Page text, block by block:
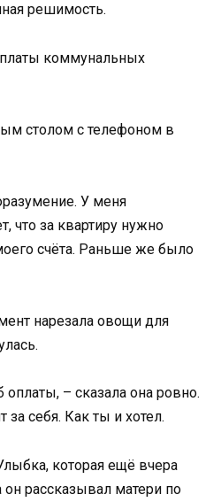
решимость.
коммунальных
столом с телефоном в
У меня
что за квартиру нужно
счёта. Раньше же было
нарезала овощи для
– сказала она ровно.
себя. Как ты и хотел.
которая ещё вчера
рассказывал матери по